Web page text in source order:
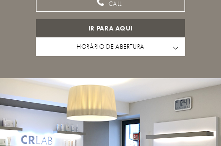
CALL
IR PARA AQUI
HORÁRIO DE ABERTURA